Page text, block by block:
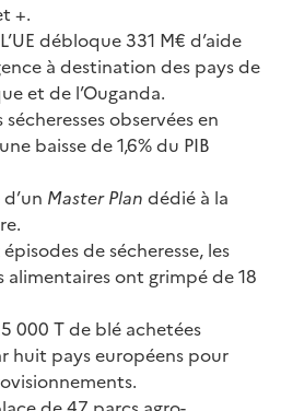
+.
débloque 331 M€ d’aide
à destination des pays de
et de l’Ouganda.
sécheresses observées en
baisse de 1,6% du PIB
Master Plan dédié à la
de sécheresse, les
alimentaires ont grimpé de 18
000 T de blé achetées
huit pays européens pour